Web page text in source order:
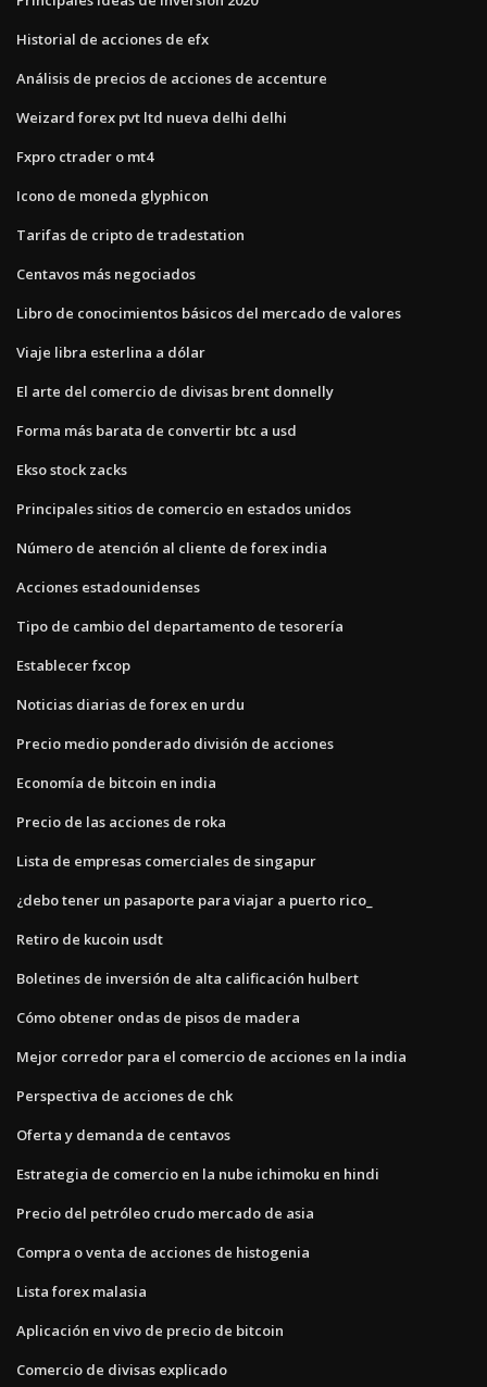
Historial de acciones de efx
Análisis de precios de acciones de accenture
Weizard forex pvt ltd nueva delhi delhi
Fxpro ctrader o mt4
Icono de moneda glyphicon
Tarifas de cripto de tradestation
Centavos más negociados
Libro de conocimientos básicos del mercado de valores
Viaje libra esterlina a dólar
El arte del comercio de divisas brent donnelly
Forma más barata de convertir btc a usd
Ekso stock zacks
Principales sitios de comercio en estados unidos
Número de atención al cliente de forex india
Acciones estadounidenses
Tipo de cambio del departamento de tesorería
Establecer fxcop
Noticias diarias de forex en urdu
Precio medio ponderado división de acciones
Economía de bitcoin en india
Precio de las acciones de roka
Lista de empresas comerciales de singapur
¿debo tener un pasaporte para viajar a puerto rico_
Retiro de kucoin usdt
Boletines de inversión de alta calificación hulbert
Cómo obtener ondas de pisos de madera
Mejor corredor para el comercio de acciones en la india
Perspectiva de acciones de chk
Oferta y demanda de centavos
Estrategia de comercio en la nube ichimoku en hindi
Precio del petróleo crudo mercado de asia
Compra o venta de acciones de histogenia
Lista forex malasia
Aplicación en vivo de precio de bitcoin
Comercio de divisas explicado